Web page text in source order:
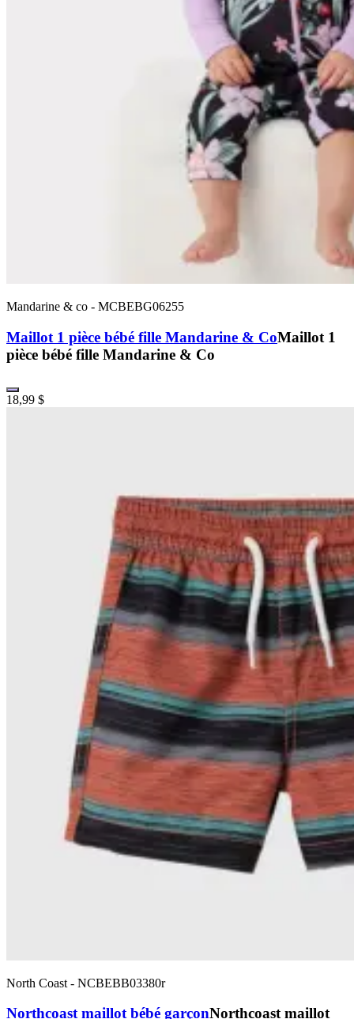
Mandarine & co - MCBEBG06255
Maillot 1 pièce bébé fille Mandarine & CoMaillot 1
pièce bébé fille Mandarine & Co
18,99 $
North Coast - NCBEBB03380r
Northcoast maillot bébé garçonNorthcoast maillot